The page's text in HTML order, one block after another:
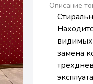
Описание
замена